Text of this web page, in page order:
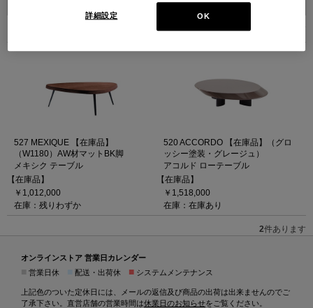
527 MEXIQUE 【在庫品】
（W1180）AW材マットBK脚
メキシク テーブル
【在庫品】
￥1,012,000
在庫：残りわずか
520 ACCORDO 【在庫品】（グロ
ッシー塗装・グレージュ）
アコルド ローテーブル
【在庫品】
￥1,518,000
在庫：在庫あり
2件あります
オンラインストア 営業日カレンダー
営業日休 配送・出荷休 ■ システムメンテナンス
上記色のついた定休日には、メールの返信及び商品の出荷は出来ませんのでご
了承下さい。直営店舗の営業時間は休業日のお知らせをご覧ください。
OK
詳細設定